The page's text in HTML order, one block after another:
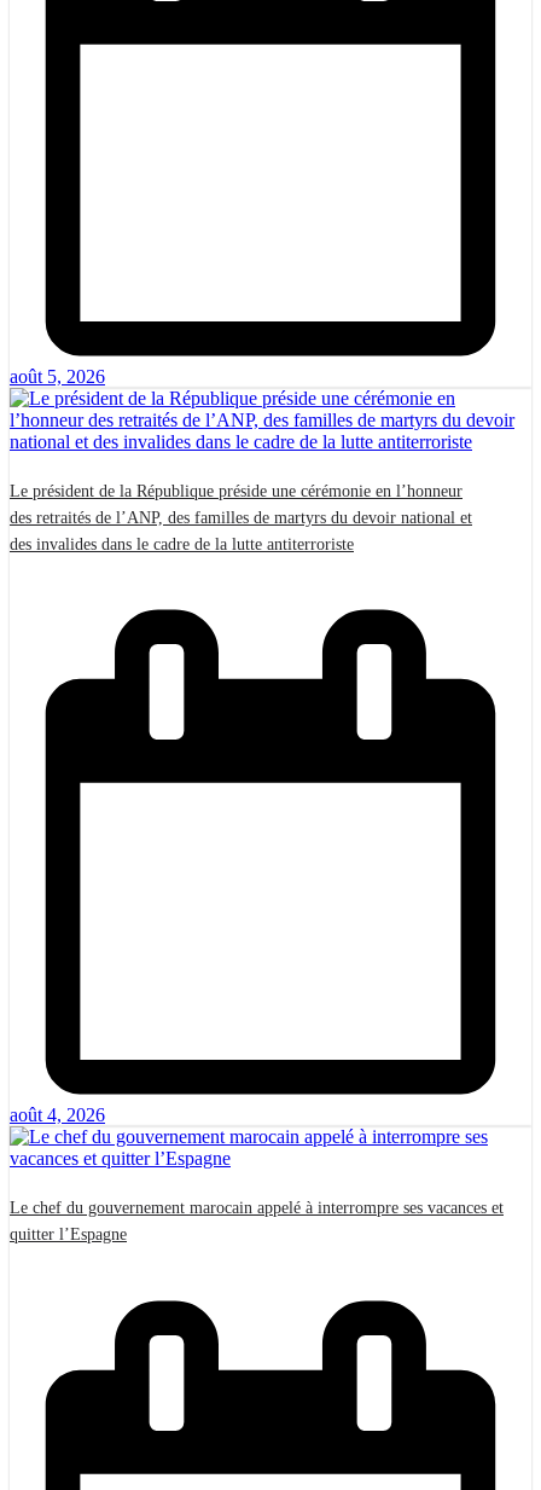
août 5, 2026
Le président de la République préside une cérémonie en l’honneur
des retraités de l’ANP, des familles de martyrs du devoir national et
des invalides dans le cadre de la lutte antiterroriste
août 4, 2026
Le chef du gouvernement marocain appelé à interrompre ses vacances et
quitter l’Espagne